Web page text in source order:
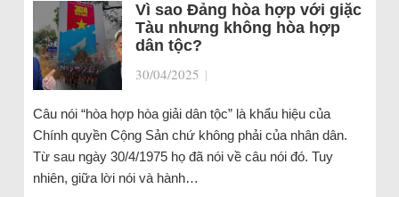
Vì sao Đảng hòa hợp với giặc
Tàu nhưng không hòa hợp
dân tộc?
30/04/2025 |
Câu nói “hòa hợp hòa giải dân tộc” là khẩu hiệu của
Chính quyền Cộng Sản chứ không phải của nhân dân.
Từ sau ngày 30/4/1975 họ đã nói về câu nói đó. Tuy
nhiên, giữa lời nói và hành…